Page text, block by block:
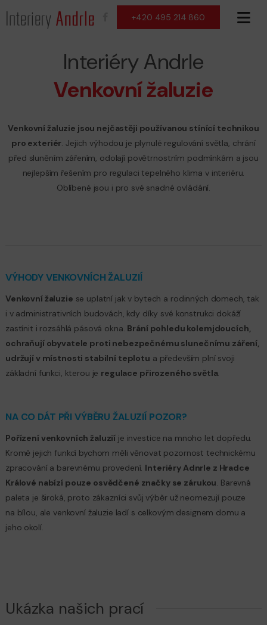
+420 495 214 860
Interiéry Andrle
Venkovní žaluzie
Venkovní žaluzie jsou nejčastěji používanou stínící technikou
pro exteriér. Jejich výhodou je plynulé regulování světla, chrání
před sluněním zářením, odolají povětrnostním podmínkám a jsou
nejlepším řešením pro regulaci tepelného klima v interiéru.
Oblíbené jsou i pro své snadné ovládání.
VÝHODY VENKOVNÍCH ŽALUZIÍ
Venkovní žaluzie se uplatní jak v bytech a rodinných domech, tak
i v administrativních budovách, kdy díky své konstrukci dokáží
zastínit i rozsáhlá pásová okna. Brání pohledu kolemjdoucích,
ochraňují obyvatele proti nebezpečnému slunečnímu záření,
udržují v místnosti stabilní teplotu a především plní svoji
základní funkci, kterou je regulace přirozeného světla.
NA CO DÁT PŘI VÝBĚRU ŽALUZIÍ POZOR?
Pořízení venkovních žaluzií je investice na mnoho let dopředu.
Kromě jejich funkcí bychom měli věnovat pozornost technickému
zpracování a barevnému provedení. Interiéry Adnrle z Hradce
Králové nabízí pouze osvědčené značky se zárukou. Barevná
paleta je široká, proto zákazníci svůj výběr už neomezují pouze
na bílou, ale venkovní žaluzie ladí s celkovým designem domu a
jeho okolí.
Ukázka našich prací